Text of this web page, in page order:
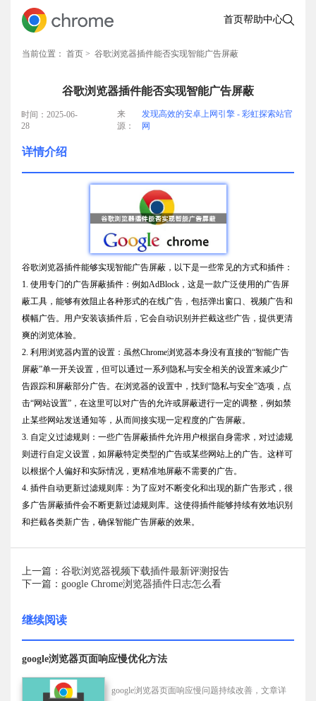
首页帮助中心
当前位置： 首页 > 谷歌浏览器插件能否实现智能广告屏蔽
谷歌浏览器插件能否实现智能广告屏蔽
时间：2025-06-
28
来
源：
发现高效的安卓上网引擎 - 彩虹探索站官
网
详情介绍
谷歌浏览器插件能够实现智能广告屏蔽，以下是一些常见的方式和插件：
1. 使用专门的广告屏蔽插件：例如AdBlock，这是一款广泛使用的广告屏
蔽工具，能够有效阻止各种形式的在线广告，包括弹出窗口、视频广告和
横幅广告。用户安装该插件后，它会自动识别并拦截这些广告，提供更清
爽的浏览体验。
2. 利用浏览器内置的设置：虽然Chrome浏览器本身没有直接的“智能广告
屏蔽”单一开关设置，但可以通过一系列隐私与安全相关的设置来减少广
告跟踪和屏蔽部分广告。在浏览器的设置中，找到“隐私与安全”选项，点
击“网站设置”，在这里可以对广告的允许或屏蔽进行一定的调整，例如禁
止某些网站发送通知等，从而间接实现一定程度的广告屏蔽。
3. 自定义过滤规则：一些广告屏蔽插件允许用户根据自身需求，对过滤规
则进行自定义设置，如屏蔽特定类型的广告或某些网站上的广告。这样可
以根据个人偏好和实际情况，更精准地屏蔽不需要的广告。
4. 插件自动更新过滤规则库：为了应对不断变化和出现的新广告形式，很
多广告屏蔽插件会不断更新过滤规则库。这使得插件能够持续有效地识别
和拦截各类新广告，确保智能广告屏蔽的效果。
上一篇：谷歌浏览器视频下载插件最新评测报告
下一篇：google Chrome浏览器插件日志怎么看
继续阅读
google浏览器页面响应慢优化方法
google浏览器页面响应慢问题持续改善，文章详